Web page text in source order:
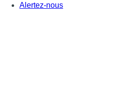
Alertez-nous